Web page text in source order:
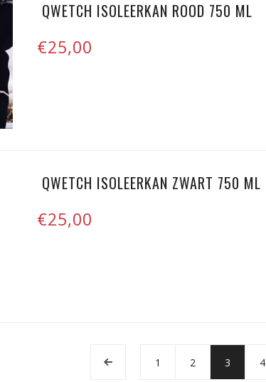
QWETCH ISOLEERKAN ROOD 750 ML
€25,00
QWETCH ISOLEERKAN ZWART 750 ML
€25,00
1 2 3 4